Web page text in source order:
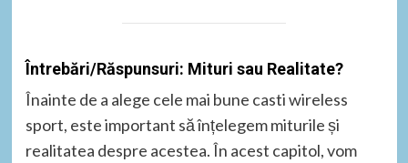
Întrebări/Răspunsuri: Mituri sau Realitate?
Înainte de a alege cele mai bune casti wireless
sport, este important să înțelegem miturile și
realitatea despre acestea. În acest capitol, vom